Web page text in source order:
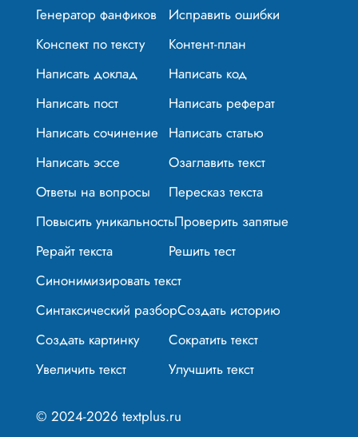
Генератор фанфиков
Исправить ошибки
Конспект по тексту
Контент-план
Написать доклад
Написать код
Написать пост
Написать реферат
Написать сочинение Написать статью
Написать эссе
Озаглавить текст
Ответы на вопросы
Пересказ текста
Повысить уникальностьПроверить запятые
Рерайт текста
Решить тест
Синонимизировать текст
Синтаксический разборСоздать историю
Создать картинку
Сократить текст
Увеличить текст
Улучшить текст
© 2024-2026 textplus.ru